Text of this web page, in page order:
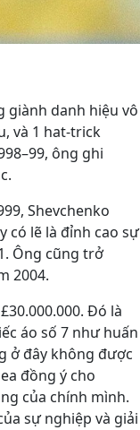
giành danh hiệu vô
và 1 hat-trick
ông ghi
Shevchenko
có lẽ là đỉnh cao sự
Ông cũng trở
2004.
Đó là
áo số 7 như huấn
ở đây không được
đồng ý cho
của chính mình.
sự nghiệp và giải